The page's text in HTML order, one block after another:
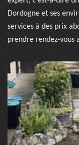
Dordogne et ses
services à des prix
prendre rendez-vous